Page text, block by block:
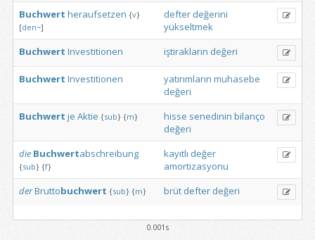
Buchwert heraufsetzen {v}
[den~]
defter değerini
yükseltmek
Buchwert Investitionen iştirakların değeri
Buchwert Investitionen yatırımların muhasebe
değeri
Buchwert je Aktie {sub} {m} hisse senedinin bilanço
değeri
die Buchwertabschreibung
{sub} {f}
kayıtlı değer
amortizasyonu
derBruttobuchwert {sub} {m} brüt defter değeri
0.001s